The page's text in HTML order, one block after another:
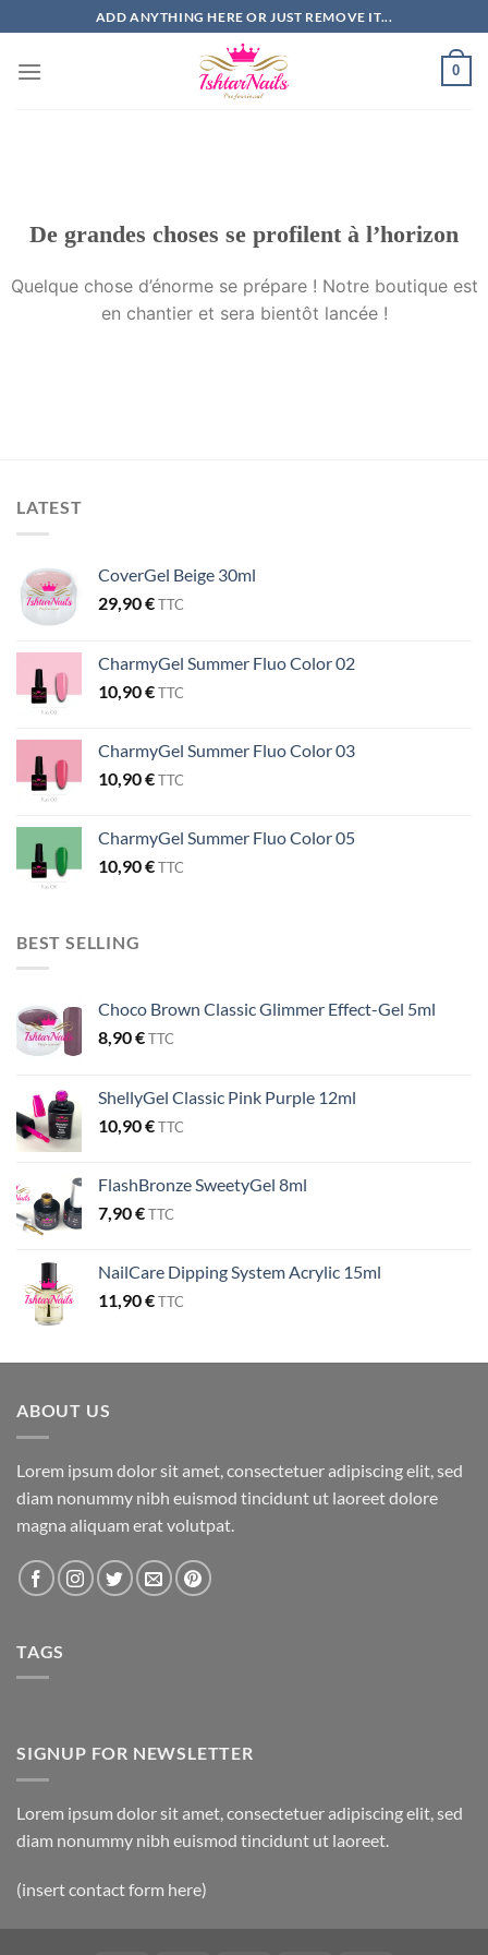
au
contenu
ADD ANYTHING HERE OR JUST REMOVE IT...
0
De grandes choses se profilent à l’horizon
Quelque chose d’énorme se prépare ! Notre boutique est
en chantier et sera bientôt lancée !
LATEST
CoverGel Beige 30ml
29,90€TTC
CharmyGel Summer Fluo Color 02
10,90€TTC
CharmyGel Summer Fluo Color 03
10,90€TTC
CharmyGel Summer Fluo Color 05
10,90€TTC
BEST SELLING
Choco Brown Classic Glimmer Effect-Gel 5ml
8,90€TTC
ShellyGel Classic Pink Purple 12ml
10,90€TTC
FlashBronze SweetyGel 8ml
7,90€TTC
NailCare Dipping System Acrylic 15ml
11,90€TTC
ABOUT US
Lorem ipsum dolor sit amet, consectetuer adipiscing elit, sed
diam nonummy nibh euismod tincidunt ut laoreet dolore
magna aliquam erat volutpat.
TAGS
SIGNUP FOR NEWSLETTER
Lorem ipsum dolor sit amet, consectetuer adipiscing elit, sed
diam nonummy nibh euismod tincidunt ut laoreet.
(insert contact form here)